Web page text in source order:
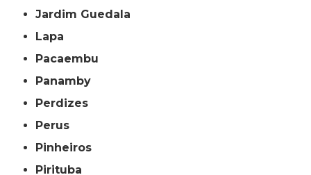
Jardim Guedala
Lapa
Pacaembu
Panamby
Perdizes
Perus
Pinheiros
Pirituba